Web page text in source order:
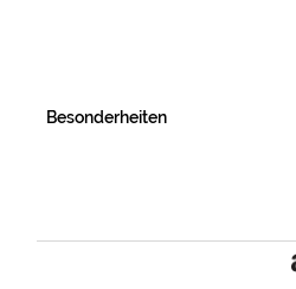
Besonderheiten